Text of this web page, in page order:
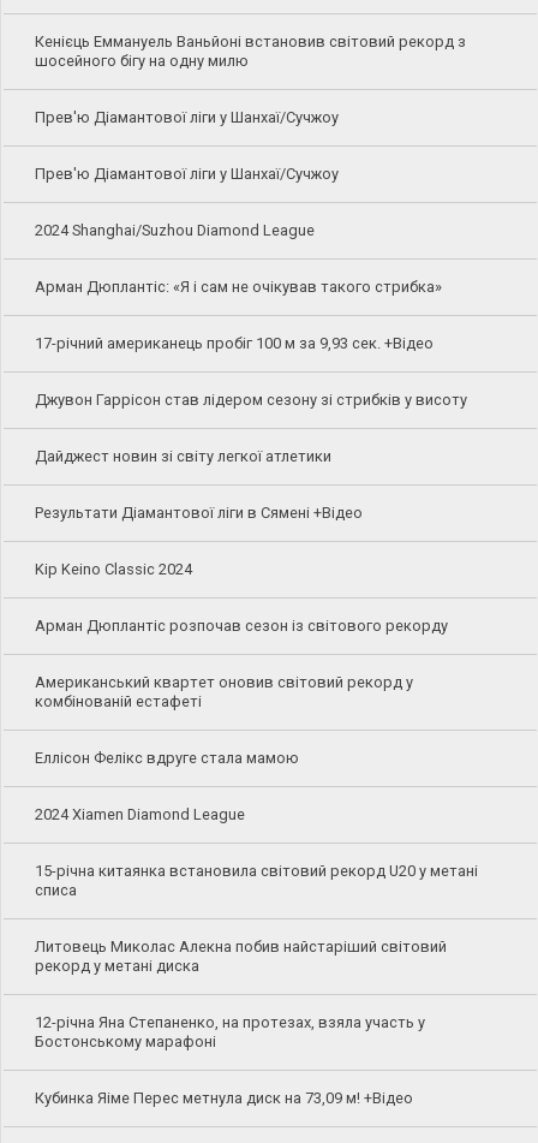
Кенієць Еммануель Ваньйоні встановив світовий рекорд з
шосейного бігу на одну милю
Прев'ю Діамантової ліги у Шанхаї/Сучжоу
Прев'ю Діамантової ліги у Шанхаї/Сучжоу
2024 Shanghai/Suzhou Diamond League
Арман Дюплантіс: «Я і сам не очікував такого стрибка»
17-річний американець пробіг 100 м за 9,93 сек. +Відео
Джувон Гаррісон став лідером сезону зі стрибків у висоту
Дайджест новин зі світу легкої атлетики
Результати Діамантової ліги в Сямені +Відео
Kip Keino Classic 2024
Арман Дюплантіс розпочав сезон із світового рекорду
Американський квартет оновив світовий рекорд у
комбінованій естафеті
Еллісон Фелікс вдруге стала мамою
2024 Xiamen Diamond League
15-річна китаянка встановила світовий рекорд U20 у метані
списа
Литовець Миколас Алекна побив найстаріший світовий
рекорд у метані диска
12-річна Яна Степаненко, на протезах, взяла участь у
Бостонському марафоні
Кубинка Яіме Перес метнула диск на 73,09 м! +Відео